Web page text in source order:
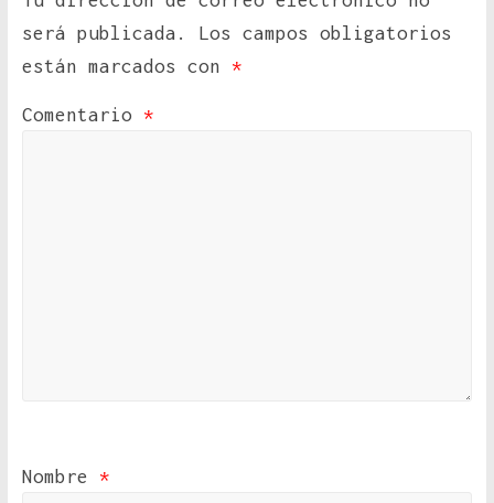
será publicada.
Los campos obligatorios
están marcados con *
Comentario *
Nombre *